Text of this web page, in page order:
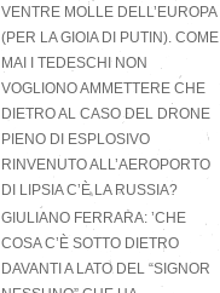
VENTRE MOLLE DELL’EUROPA
(PER LA GIOIA DI PUTIN). COME
MAI I TEDESCHI NON
VOGLIONO AMMETTERE CHE
DIETRO AL CASO DEL DRONE
PIENO DI ESPLOSIVO
RINVENUTO ALL’AEROPORTO
DI LIPSIA C’È LA RUSSIA?
GIULIANO FERRARA: ’CHE
COSA C’È SOTTO DIETRO
DAVANTI A LATO DEL “SIGNOR